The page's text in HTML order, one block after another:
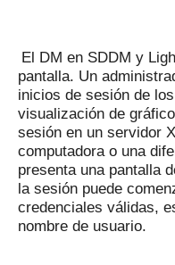
El DM en SDDM y
pantalla. Un
inicios de sesión de
visualización de
sesión en un servidor
computadora o una
presenta una pantalla
la sesión puede
credenciales válidas,
nombre de usuario.